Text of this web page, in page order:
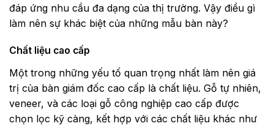
đáp ứng nhu cầu đa dạng của thị trường. Vậy điều gì
làm nên sự khác biệt của những mẫu bàn này?
Chất liệu cao cấp
Một trong những yếu tố quan trọng nhất làm nên giá
trị của bàn giám đốc cao cấp là chất liệu. Gỗ tự nhiên,
veneer, và các loại gỗ công nghiệp cao cấp được
chọn lọc kỹ càng, kết hợp với các chất liệu khác như